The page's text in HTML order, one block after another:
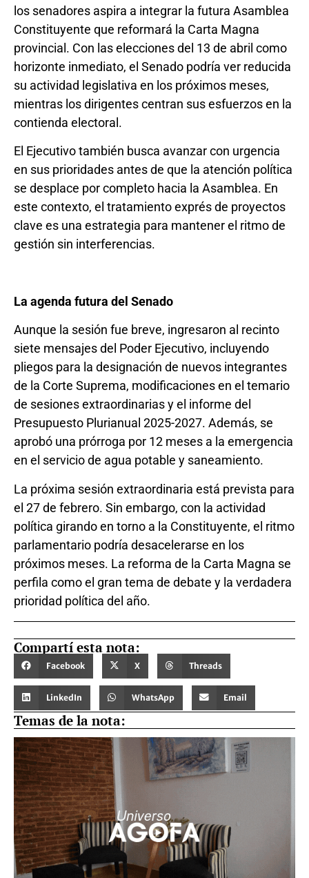
los senadores aspira a integrar la futura Asamblea
Constituyente que reformará la Carta Magna
provincial. Con las elecciones del 13 de abril como
horizonte inmediato, el Senado podría ver reducida
su actividad legislativa en los próximos meses,
mientras los dirigentes centran sus esfuerzos en la
contienda electoral.
El Ejecutivo también busca avanzar con urgencia
en sus prioridades antes de que la atención política
se desplace por completo hacia la Asamblea. En
este contexto, el tratamiento exprés de proyectos
clave es una estrategia para mantener el ritmo de
gestión sin interferencias.
La agenda futura del Senado
Aunque la sesión fue breve, ingresaron al recinto
siete mensajes del Poder Ejecutivo, incluyendo
pliegos para la designación de nuevos integrantes
de la Corte Suprema, modificaciones en el temario
de sesiones extraordinarias y el informe del
Presupuesto Plurianual 2025-2027. Además, se
aprobó una prórroga por 12 meses a la emergencia
en el servicio de agua potable y saneamiento.
La próxima sesión extraordinaria está prevista para
el 27 de febrero. Sin embargo, con la actividad
política girando en torno a la Constituyente, el ritmo
parlamentario podría desacelerarse en los
próximos meses. La reforma de la Carta Magna se
perfila como el gran tema de debate y la verdadera
prioridad política del año.
Compartí esta nota:
Facebook X Threads
LinkedIn WhatsApp Email
Temas de la nota: